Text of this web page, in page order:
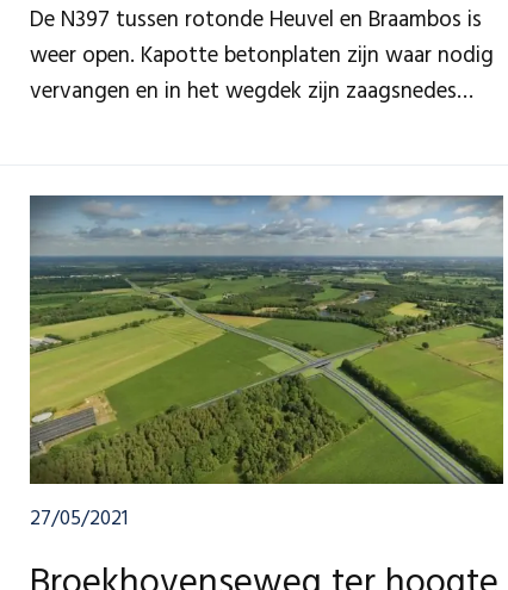
De N397 tussen rotonde Heuvel en Braambos is
weer open. Kapotte betonplaten zijn waar nodig
vervangen en in het wegdek zijn zaagsnedes
aangepakt: deze is opnieuw geasfalteerd, de
fietsoversteken en -paden zijn verbeterd en de
ontsluitingen zijn aangepast. Zo is de weg en
rotonde weer toekomstbestendig!
27/05/2021